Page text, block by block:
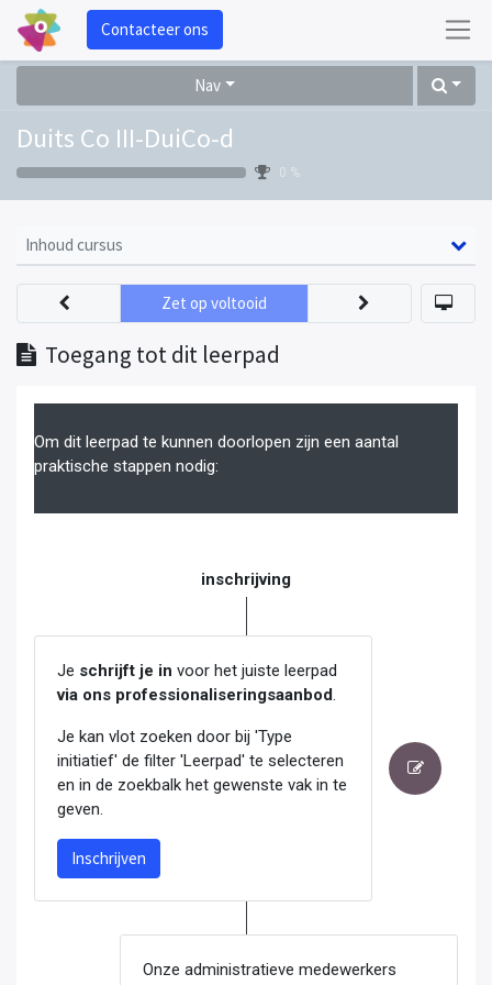
Contacteer ons
Nav
Duits Co III-DuiCo-d
0 %
Inhoud cursus
Toegang tot dit leerpad
Zet op voltooid
Om dit leerpad te kunnen doorlopen zijn een aantal
praktische stappen nodig:
inschrijving
Je schrijft je in voor het juiste leerpad
via ons professionaliseringsaanbod
Je kan vlot zoeken door bij 'Type
initiatief' de filter 'Leerpad' te selecteren
en in de zoekbalk het gewenste vak in te
geven.
Inschrijven
Onze administratieve medewerkers